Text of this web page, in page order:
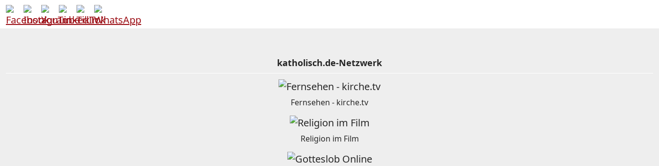
katholisch.de-Netzwerk
Fernsehen - kirche.tv
Religion im Film